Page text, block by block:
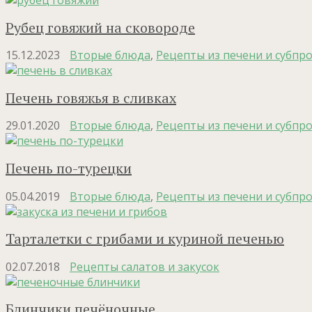
Рубец говяжий на сковороде
15.12.2023 Вторые блюда, Рецепты из печени и
Печень говяжья в сливках
29.01.2020 Вторые блюда, Рецепты из печени и
Печень по-турецки
05.04.2019 Вторые блюда, Рецепты из печени и
Тарталетки с грибами и куриной печенью
02.07.2018 Рецепты салатов и закусок